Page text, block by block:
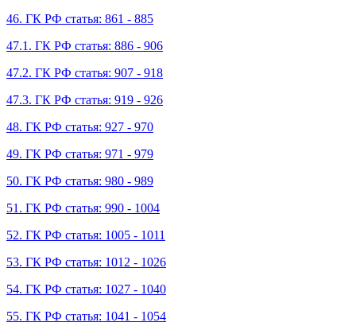
46. ГК РФ статья: 861 - 885
47.1. ГК РФ статья: 886 - 906
47.2. ГК РФ статья: 907 - 918
47.3. ГК РФ статья: 919 - 926
48. ГК РФ статья: 927 - 970
49. ГК РФ статья: 971 - 979
50. ГК РФ статья: 980 - 989
51. ГК РФ статья: 990 - 1004
52. ГК РФ статья: 1005 - 1011
53. ГК РФ статья: 1012 - 1026
54. ГК РФ статья: 1027 - 1040
55. ГК РФ статья: 1041 - 1054